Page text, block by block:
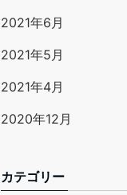
2021年6月
2021年5月
2021年4月
2020年12月
カテゴリー